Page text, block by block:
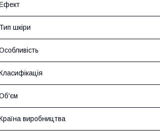
Тип шкіри
виробництва